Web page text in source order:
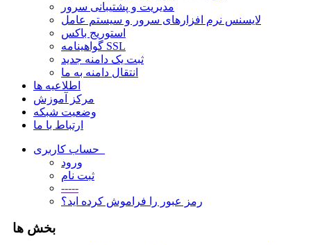
مدیریت و پشتیبانی سرور
لایسنس نرم افزارهای سرور و سیستم عامل
استوریج باکس
گواهینامه SSL
ثبت یک دامنه جدید
انتقال دامنه به ما
اطلاعیه ها
مرکز آموزش
وضعیت شبکه
ارتباط با ما
ورود
ثبت نام
-----
رمز عبور را فراموش کرده اید؟
بخش ها